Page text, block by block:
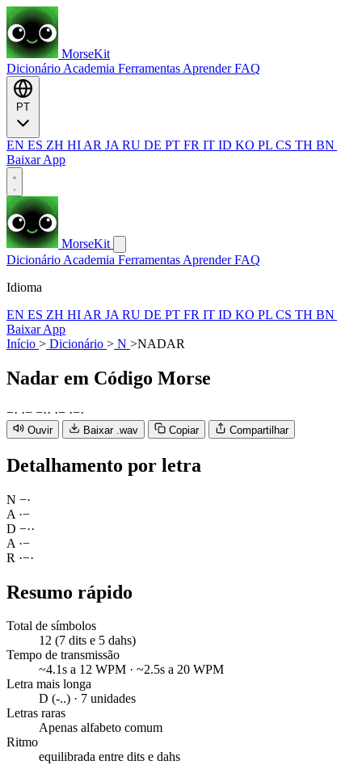
MorseKit
Dicionário Academia Ferramentas AprenderFAQ
EN ES ZH HI AR JA RU DE PT FR IT ID KO PL CS TH BN
Baixar App
MorseKit
Dicionário Academia Ferramentas AprenderFAQ
Idioma
EN ES ZH HI AR JA RU DE PT FR IT ID KO PL CS TH BN
Baixar App
Início > Dicionário > N >NADAR
Nadar em Código Morse
−· ·− −·· ·− ·−·
Ouvir Baixar .wav Copiar Compartilhar
Detalhamento por letra
N −·
A ·−
D −··
A ·−
R ·−·
Resumo rápido
Total de símbolos
12 (7 dits e 5 dahs)
Tempo de transmissão
~4.1s a 12 WPM · ~2.5s a 20 WPM
Letra mais longa
D (-..) · 7 unidades
Letras raras
Apenas alfabeto comum
Ritmo
equilibrada entre dits e dahs